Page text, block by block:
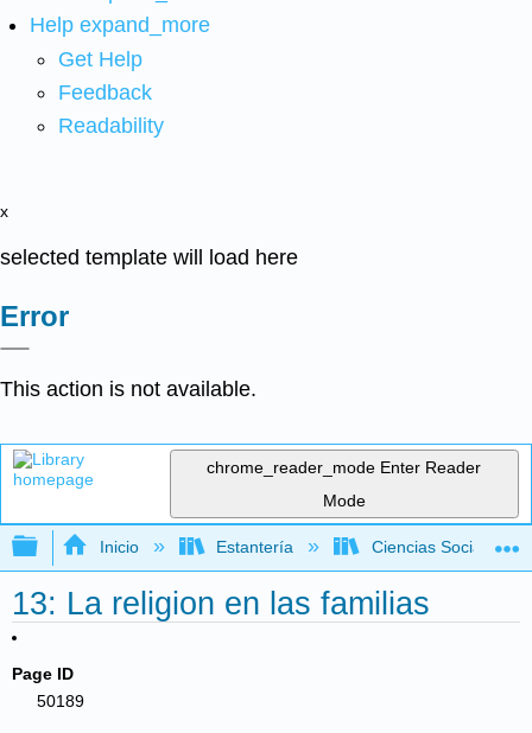
Help expand_more
Get Help
Feedback
Readability
x
selected template will load here
Error
This action is not available.
chrome_reader_mode Enter Reader
Mode
Expandir/contraer jerarquía global
Inicio Estantería Ciencias Sociales
13: La religion en las familias
Page ID
50189